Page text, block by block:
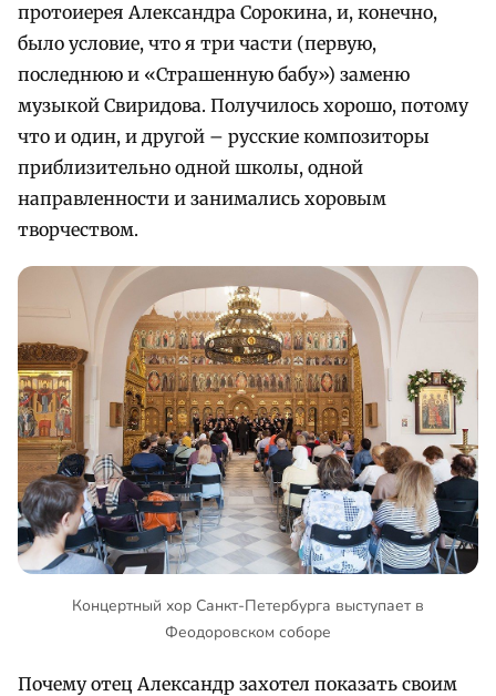
протоиерея Александра Сорокина, и, конечно,
было условие, что я три части (первую,
последнюю и «Страшенную бабу») заменю
музыкой Свиридова. Получилось хорошо, потому
что и один, и другой – русские композиторы
приблизительно одной школы, одной
направленности и занимались хоровым
творчеством.
Концертный хор Санкт-Петербурга выступает в
Феодоровском соборе
Почему отец Александр захотел показать своим